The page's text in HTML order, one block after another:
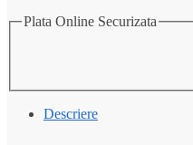
S410510008114
Plata Online Securizata
Descriere